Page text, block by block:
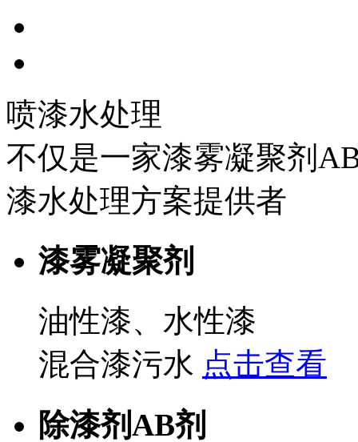
喷漆水处理
不仅是一家漆雾凝聚剂
漆水处理方案提供者
漆雾凝聚剂
油性漆、水性漆
混合漆污水 点击查看
除漆剂AB剂